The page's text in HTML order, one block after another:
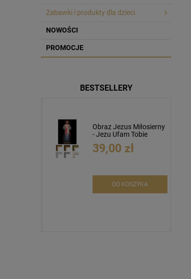
Zabawki i produkty dla dzieci
NOWOŚCI
PROMOCJE
BESTSELLERY
Obraz Jezus Miłosierny
- Jezu Ufam Tobie
39,00 zł
DO KOSZYKA